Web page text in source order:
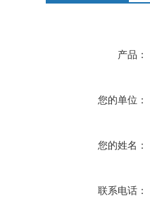
产品：
您的单位：
您的姓名：
联系电话：